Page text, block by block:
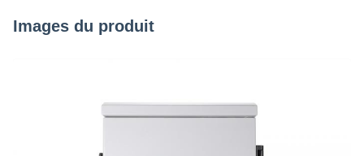
Images du produit